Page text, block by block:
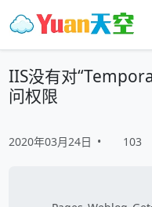
IIS没有对
问权限
2020年03月24日 • 103